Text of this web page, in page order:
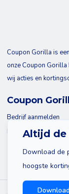
Altijd
Download de
hoogste
Coupon Gorilla is
onze Coupon
wij acties en
Coupon
Bedrijf aanmelden
Blog